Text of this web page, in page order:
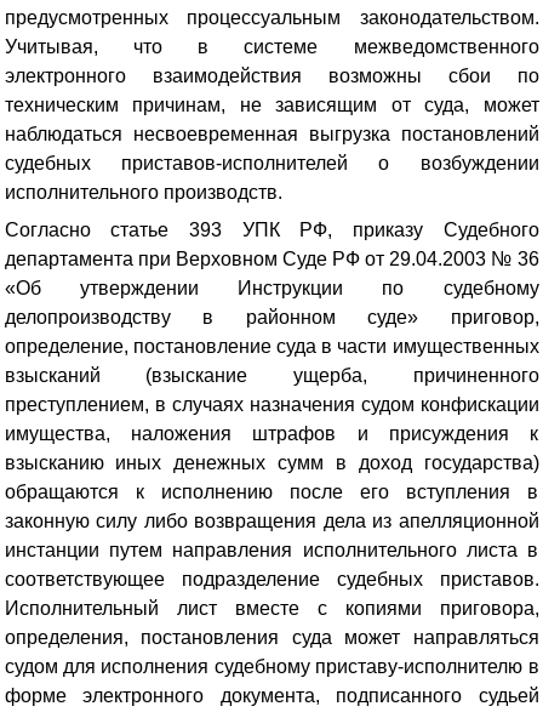
предусмотренных процессуальным законодательством.
Учитывая, что в системе межведомственного
электронного взаимодействия возможны сбои по
техническим причинам, не зависящим от суда, может
наблюдаться несвоевременная выгрузка постановлений
судебных приставов-исполнителей о возбуждении
исполнительного производств.
Согласно статье 393 УПК РФ, приказу Судебного
департамента при Верховном Суде РФ от 29.04.2003 № 36
«Об утверждении Инструкции по судебному
делопроизводству в районном суде» приговор,
определение, постановление суда в части имущественных
взысканий (взыскание ущерба, причиненного
преступлением, в случаях назначения судом конфискации
имущества, наложения штрафов и присуждения к
взысканию иных денежных сумм в доход государства)
обращаются к исполнению после его вступления в
законную силу либо возвращения дела из апелляционной
инстанции путем направления исполнительного листа в
соответствующее подразделение судебных приставов.
Исполнительный лист вместе с копиями приговора,
определения, постановления суда может направляться
судом для исполнения судебному приставу-исполнителю в
форме электронного документа, подписанного судьей